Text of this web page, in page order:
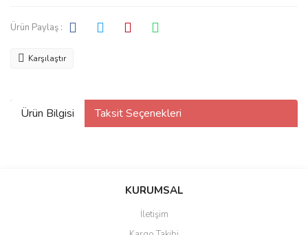
Ürün Paylaş :
Karşılaştır
Ürün Bilgisi Taksit Seçenekleri
KURUMSAL
İletişim